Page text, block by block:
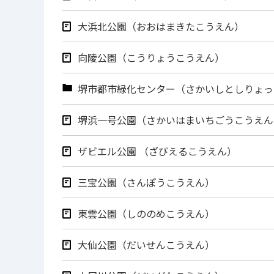
大浜北公園（おおはまきたこうえん）
向陵公園（こうりょうこうえん）
堺市都市緑化センター（さかいしとしりょっ
堺浜一号公園（さかいはまいちごうこうえん
ザビエル公園 （ざびえるこうえん）
三宝公園（さんぽうこうえん）
東雲公園（しののめこうえん）
大仙公園（だいせんこうえん）